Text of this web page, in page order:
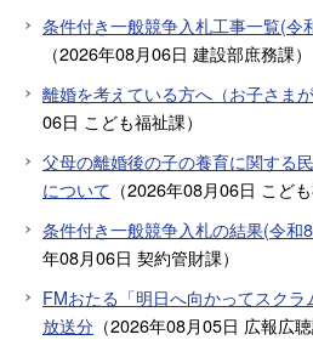
条件付き一般競争入札工事一覧(令
（2026年08月06日 建設部庶務課）
離婚を考えている方へ（お子さまが
06日 こども福祉課）
父母の離婚後の子の養育に関する
について （2026年08月06日 こど
条件付き一般競争入札の結果(令和
年08月06日 契約管財課）
FMおたる「明日へ向かってスク
放送分 （2026年08月05日 広報広